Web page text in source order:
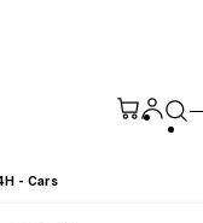
- Cars